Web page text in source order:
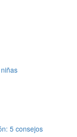
5 consejos